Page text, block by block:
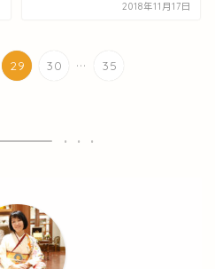
2018年11月17日
29 30 ... 35